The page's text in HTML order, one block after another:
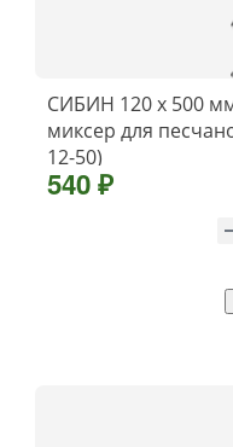
СИБИН 120 х 500
миксер для
12-50)
540 ₽